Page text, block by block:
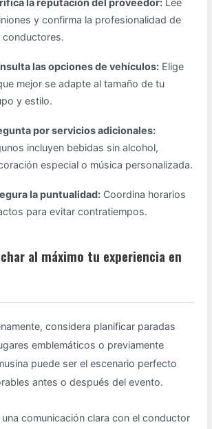
la reputación del proveedor: Lee
y confirma la profesionalidad de
conductores.
las opciones de vehículos: Elige
mejor se adapte al tamaño de tu
y estilo.
por servicios adicionales:
incluyen bebidas sin alcohol,
especial o música personalizada.
la puntualidad: Coordina horarios
para evitar contratiempos.
al máximo tu experiencia en
considera planificar paradas
emblemáticos o previamente
puede ser el escenario perfecto
antes o después del evento.
comunicación clara con el conductor